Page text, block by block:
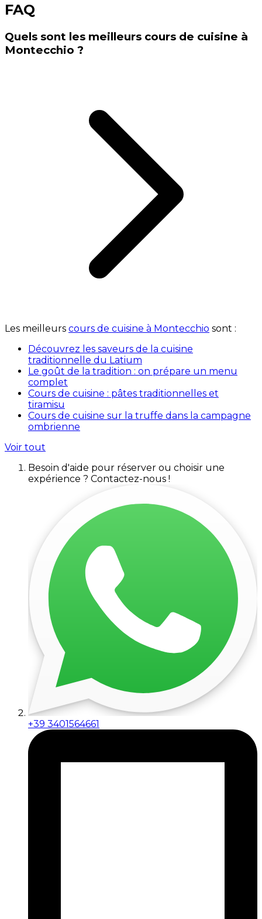
FAQ
Quels sont les meilleurs cours de cuisine à
Montecchio ?
Les meilleurs cours de cuisine à Montecchio sont :
Découvrez les saveurs de la cuisine
traditionnelle du Latium
Le goût de la tradition : on prépare un menu
complet
Cours de cuisine : pâtes traditionnelles et
tiramisu
Cours de cuisine sur la truffe dans la campagne
ombrienne
Voir tout
Besoin d'aide pour réserver ou choisir une
expérience ? Contactez-nous !
+39 3401564661